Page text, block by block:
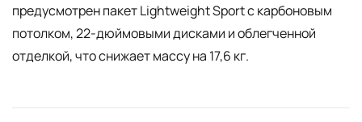
предусмотрен пакет Lightweight Sport с карбоновым
потолком, 22-дюймовыми дисками и облегченной
отделкой, что снижает массу на 17,6 кг.